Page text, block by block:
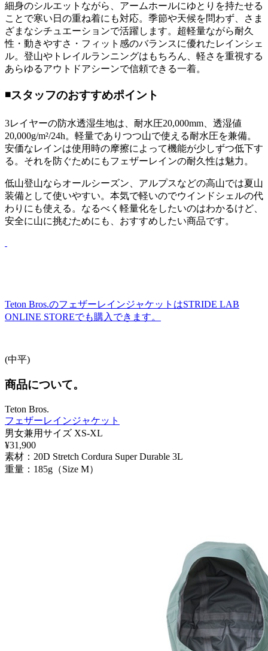
細身のシルエットながら、アームホールにゆとりを持たせる
ことで寒い日の重ね着にも対応。季節や天候を問わず、さま
ざまなシチュエーションで活躍します。超軽量ながら耐久
性・動きやすさ・フィット感のバランスに優れたレインシェ
ル。登山やトレイルランニングはもちろん、軽さを重視する
あらゆるアウトドアシーンで信頼できる一着。
◾️スタッフのおすすめポイント
3レイヤーの防水透湿生地は、耐水圧20,000mm、透湿値
20,000g/m²/24h。軽量でありつつ山で使える耐水圧を兼備。
安価なレインは使用時の摩擦によって機能が少しずつ低下す
る。それを防ぐためにもフェザーレインの耐久性は魅力。
低山登山ならオールシーズン、アルプスなどの高山では夏山
装備として使いやすい。本気で軽いのでウインドシェルの代
わりにも使える。なるべく軽量化をしたいのはわかるけど、
安全に山に挑むためにも、おすすめしたい商品です。
Teton Bros.のフェザーレインジャケットはSTRIDE LAB
ONLINE STOREでも購入できます。
(中平)
商品について。
Teton Bros.
フェザーレインジャケット
男女兼用サイズ XS-XL
¥31,900
素材：20D Stretch Cordura Super Durable 3L
重量：185g（Size M）